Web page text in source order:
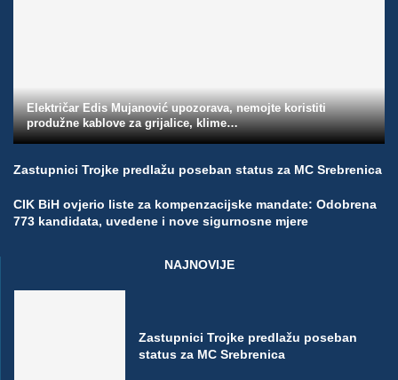
Električar Edis Mujanović upozorava, nemojte koristiti
produžne kablove za grijalice, klime…
Zastupnici Trojke predlažu poseban status za MC Srebrenica
CIK BiH ovjerio liste za kompenzacijske mandate: Odobrena
773 kandidata, uvedene i nove sigurnosne mjere
NAJNOVIJE
Zastupnici Trojke predlažu poseban
status za MC Srebrenica